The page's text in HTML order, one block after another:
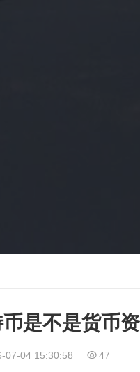
是不是货币
07-04 15:30:58  47